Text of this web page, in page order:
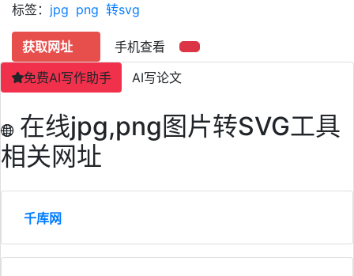
标签： jpg png 转svg
获取网址
手机查看
免费AI写作助手
AI写论文
在线jpg,png图片转SVG工具
相关网址
千库网